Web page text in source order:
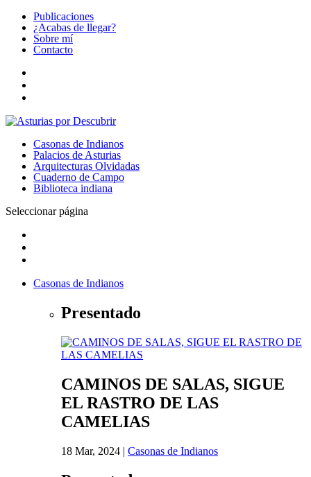
Publicaciones
¿Acabas de llegar?
Sobre mí
Contacto
Casonas de Indianos
Palacios de Asturias
Arquitecturas Olvidadas
Cuaderno de Campo
Biblioteca indiana
Seleccionar página
Casonas de Indianos
Presentado
CAMINOS DE SALAS, SIGUE
EL RASTRO DE LAS
CAMELIAS
18 Mar, 2024 | Casonas de Indianos